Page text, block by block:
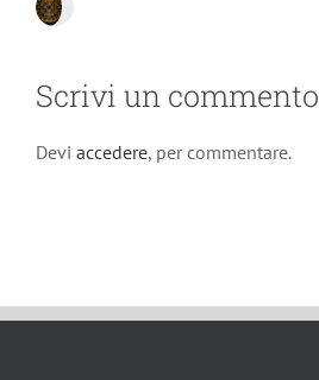
Scrivi un commento
Devi accedere, per commentare.